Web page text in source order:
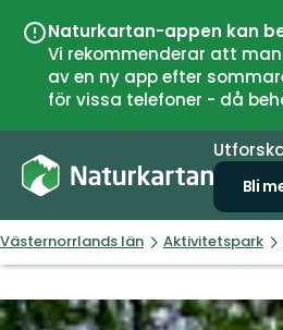
Naturkartan-appen kan
Vi rekommenderar att
av en ny app efter
för vissa telefoner - då
Bli
Västernorrlands län Aktivitetspark